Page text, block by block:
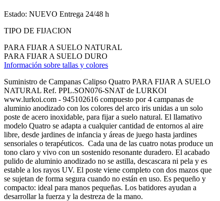
Estado: NUEVO Entrega 24/48 h
TIPO DE FIJACION
PARA FIJAR A SUELO NATURAL
PARA FIJAR A SUELO DURO
Información sobre tallas y colores
Suministro de Campanas Calipso Quatro PARA FIJAR A SUELO
NATURAL Ref. PPL.SON076-SNAT de LURKOI
www.lurkoi.com - 945102616 compuesto por 4 campanas de
aluminio anodizado con los colores del arco iris unidas a un solo
poste de acero inoxidable, para fijar a suelo natural. El llamativo
modelo Quatro se adapta a cualquier cantidad de entornos al aire
libre, desde jardines de infancia y áreas de juego hasta jardines
sensoriales o terapéuticos. Cada una de las cuatro notas produce un
tono claro y vivo con un sostenido resonante duradero. El acabado
pulido de aluminio anodizado no se astilla, descascara ni pela y es
estable a los rayos UV. El poste viene completo con dos mazos que
se sujetan de forma segura cuando no están en uso. Es pequeño y
compacto: ideal para manos pequeñas. Los batidores ayudan a
desarrollar la fuerza y la destreza de la mano.